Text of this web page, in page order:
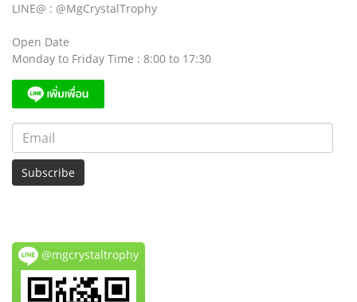
LINE@ : @MgCrystalTrophy
Open Date
Monday to Friday Time : 8:00 to 17:30
Subscribe
@mgcrystaltrophy